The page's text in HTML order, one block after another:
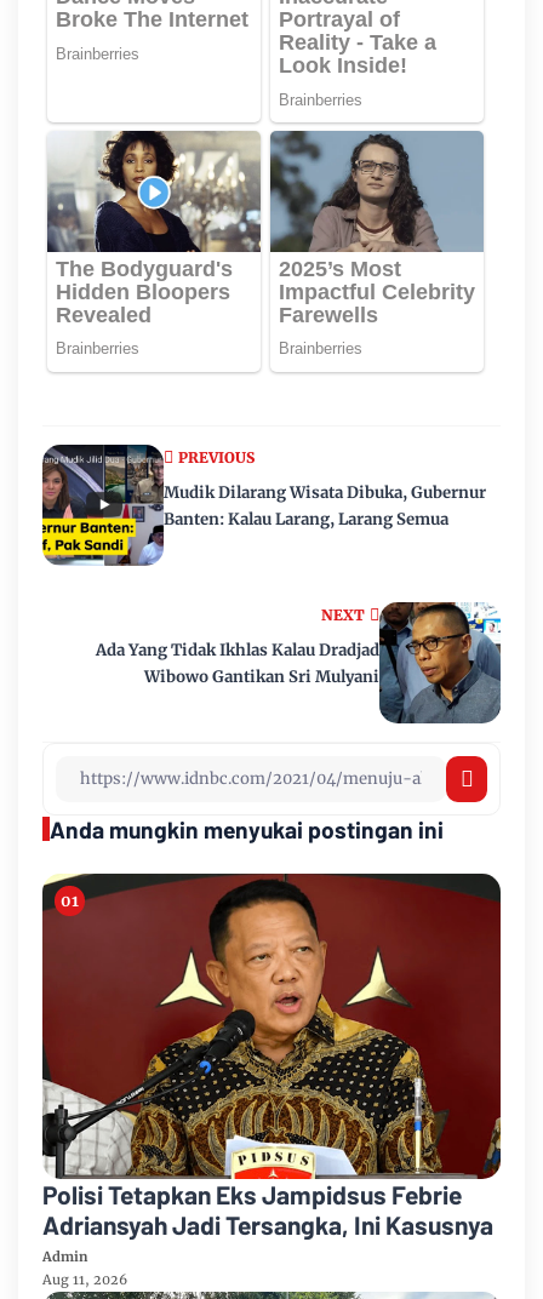
NEXT
Ada Yang Tidak Ikhlas Kalau Dradjad
Wibowo Gantikan Sri Mulyani
PREVIOUS
Mudik Dilarang Wisata Dibuka, Gubernur
Banten: Kalau Larang, Larang Semua
Anda mungkin menyukai postingan ini
Polisi Tetapkan Eks Jampidsus Febrie
Adriansyah Jadi Tersangka, Ini Kasusnya
Admin
Aug 11, 2026